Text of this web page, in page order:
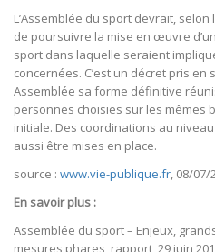
L’Assemblée du sport devrait,
de poursuivre la mise en œuvre
sport dans laquelle seraient
concernées. C’est un décret pris
Assemblée sa forme définitive
personnes choisies sur les mêmes
initiale. Des coordinations au
aussi être mises en place.
source : www.vie-publique.fr, 08/07/
En savoir plus :
Assemblée du sport – Enjeux,
mesures phares, rapport, 29 juin